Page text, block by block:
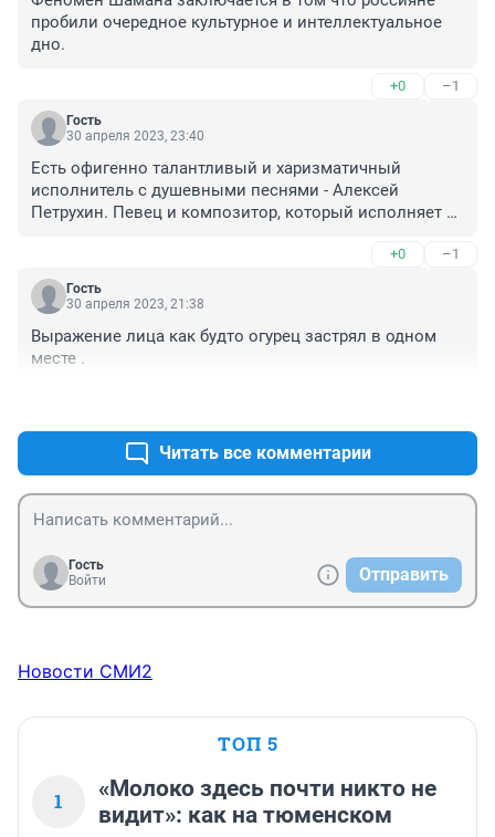
пробили очередное культурное и интеллектуальное
дно.
+0 –1
Гость
30 апреля 2023, 23:40
Есть офигенно талантливый и харизматичный
исполнитель с душевными песнями - Алексей
Петрухин. Певец и композитор, который исполняет
редкость сейчас. Кстати, на концертах Алексея всегда
живой звук. А какие классные с ним работают
музыканты - группа "Губерния", настоящие
творчество Алексея Петрухина и "Губернии" точно не
оставит Вас равнодушными. Вот за такими
+0 –1
Гость
30 апреля 2023, 21:38
Выражение лица как будто огурец застрял в одном
месте .
Читать все комментарии
Гость
Войти
Отправить
Новости СМИ2
ТОП 5
1
«Молоко здесь почти никто не
видит»: как на тюменском